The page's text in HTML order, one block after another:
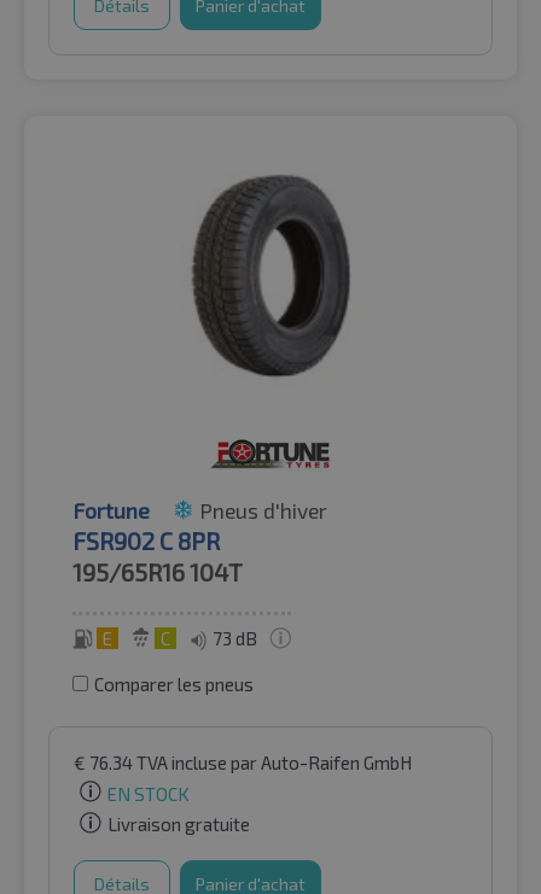
Détails Panier d'achat
Fortune Pneus d'hiver
FSR902 C 8PR
195/65R16104T
E C 73 dB
Comparer les pneus
€ 76.34TVA incluse par Auto-Raifen GmbH
EN STOCK
Livraison gratuite
Détails Panier d'achat